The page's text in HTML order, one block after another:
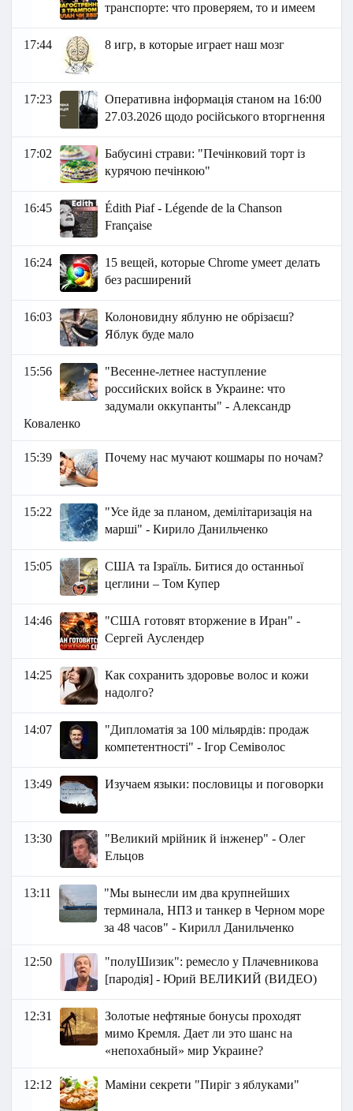
транспорте: что проверяем, то и имеем
17:44 8 игр, в которые играет наш мозг
17:23
Оперативна інформація станом на 16:00
27.03.2026 щодо російського вторгнення
17:02
Бабусині страви: "Печінковий торт із
курячою печінкою"
16:45
Édith Piaf - Légende de la Chanson
Française
16:24
15 вещей, которые Chrome умеет делать
без расширений
16:03
Колоновидну яблуню не обрізаєш?
Яблук буде мало
15:56
"Весенне-летнее наступление
российских войск в Украине: что
задумали оккупанты" - Александр
Коваленко
15:39 Почему нас мучают кошмары по ночам?
15:22
"Усе йде за планом, демілітаризація на
марші" - Кирило Данильченко
15:05
США та Ізраїль. Битися до останньої
цеглини – Том Купер
14:46
"США готовят вторжение в Иран" -
Сергей Ауслендер
14:25
Как сохранить здоровье волос и кожи
надолго?
14:07
"Дипломатія за 100 мільярдів: продаж
компетентності" - Ігор Семіволос
13:49 Изучаем языки: пословицы и поговорки
13:30
"Великий мрійник й інженер" - Олег
Ельцов
13:11
"Мы вынесли им два крупнейших
терминала, НПЗ и танкер в Черном море
за 48 часов" - Кирилл Данильченко
12:50
"полуШизик": ремесло у Плачевникова
[пародія] - Юрий ВЕЛИКИЙ (ВИДЕО)
12:31
Золотые нефтяные бонусы проходят
мимо Кремля. Дает ли это шанс на
«непохабный» мир Украине?
12:12 Маміни секрети "Пиріг з яблуками"